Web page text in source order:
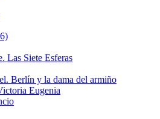
Las Siete Esferas
Berlín y la dama del armiño
Eugenia